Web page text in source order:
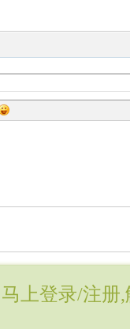
马上登录/注册